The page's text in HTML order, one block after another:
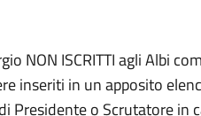
NON ISCRITTI agli Albi
inseriti in un apposito
Presidente o Scrutatore in